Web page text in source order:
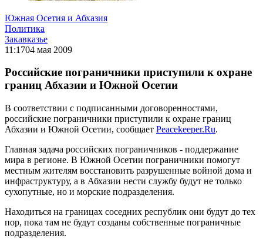
Южная Осетия и Абхазия
Политика
Закавказье
11:1704 мая 2009
Российские пограничники приступили к охране
границ Абхазии и Южной Осетии
В соответствии с подписанными договоренностями,
российские пограничники приступили к охране границ
Абхазии и Южной Осетии, сообщает Peacekeeper.Ru.
Главная задача российских пограничников - поддержание
мира в регионе. В Южной Осетии пограничники помогут
местным жителям восстановить разрушенные войной дома и
инфраструктуру, а в Абхазии нести службу будут не только
сухопутные, но и морские подразделения.
Находиться на границах соседних республик они будут до тех
пор, пока там не будут созданы собственные пограничные
подразделения.